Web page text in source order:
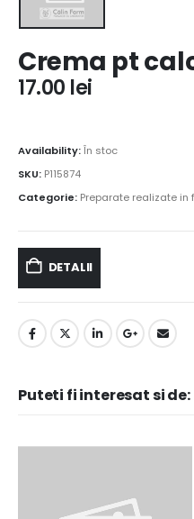
Crema pt
17.00 lei
Availability:În stoc
SKU: P115874
Categorie: Preparate realizate in
DETALII
Puteti fi interesat si de: